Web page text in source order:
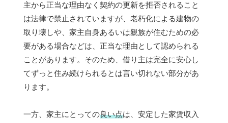
主から正当な理由なく契約の更新を拒否されること
は法律で禁止されていますが、老朽化による建物の
取り壊しや、家主自身あるいは親族が住むための必
要がある場合などは、正当な理由として認められる
ことがあります。そのため、借り主は完全に安心し
てずっと住み続けられるとは言い切れない部分があ
ります。
一方、家主にとっての良い点は、安定した家賃収入